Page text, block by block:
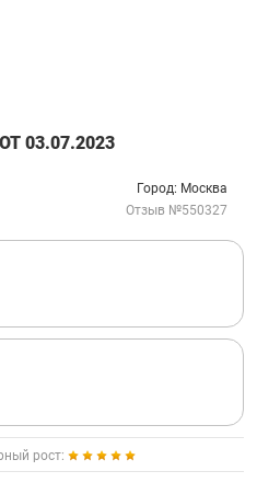
03.07.2023
Город: Москва
Отзыв №550327
рост: